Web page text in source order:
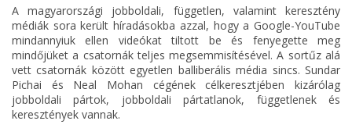
A magyarországi jobboldali, független, valamint keresztény
médiák sora került híradásokba azzal, hogy a Google-YouTube
mindannyiuk ellen videókat tiltott be és fenyegette meg
mindőjüket a csatornák teljes megsemmisítésével. A sortűz alá
vett csatornák között egyetlen balliberális média sincs. Sundar
Pichai és Neal Mohan cégének célkeresztjében kizárólag
jobboldali pártok, jobboldali pártatlanok, függetlenek és
keresztények vannak.